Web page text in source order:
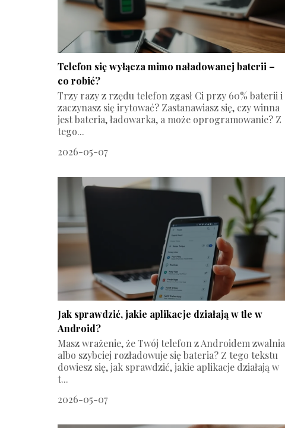
Telefon się wyłącza mimo naładowanej baterii –
co robić?
Trzy razy z rzędu telefon zgasł Ci przy 60% baterii i
zaczynasz się irytować? Zastanawiasz się, czy winna
jest bateria, ładowarka, a może oprogramowanie? Z
tego...
2026-05-07
Jak sprawdzić, jakie aplikacje działają w tle w
Android?
Masz wrażenie, że Twój telefon z Androidem zwalnia
albo szybciej rozładowuje się bateria? Z tego tekstu
dowiesz się, jak sprawdzić, jakie aplikacje działają w
t...
2026-05-07